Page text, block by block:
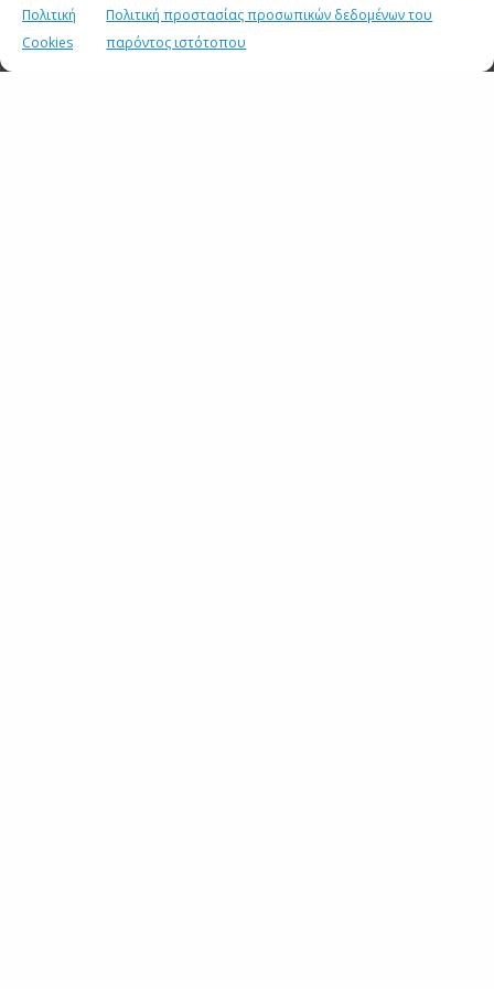
Πολιτική
Cookies
Πολιτική προστασίας προσωπικών δεδομένων του
παρόντος ιστότοπου
SHARE TWEET